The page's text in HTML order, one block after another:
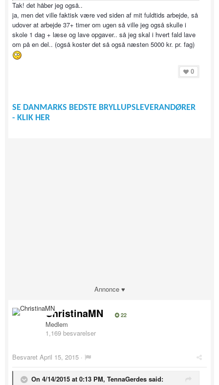
Tak! det håber jeg også..
ja, men det ville faktisk være ved siden af mit fuldtids arbejde, så
udover at arbejde 37+ timer om ugen så ville jeg også skulle i
skole 1 dag + læse og lave opgaver.. så jeg skal i hvert fald lave
om på en del.. (også koster det så også næsten 5000 kr. pr. fag)
0
SE DANMARKS BEDSTE BRYLLUPSLEVERANDØRER
- KLIK HER
Annonce ♥
ChristinaMN 22
Medlem
1,169 besvarelser
Besvaret April 15, 2015 ·
On 4/14/2015 at 0:13 PM, TennaGerdes said: